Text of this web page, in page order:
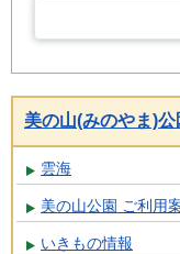
美の山(みのやま)公
雲海
美の山公園 ご利用
いきもの情報